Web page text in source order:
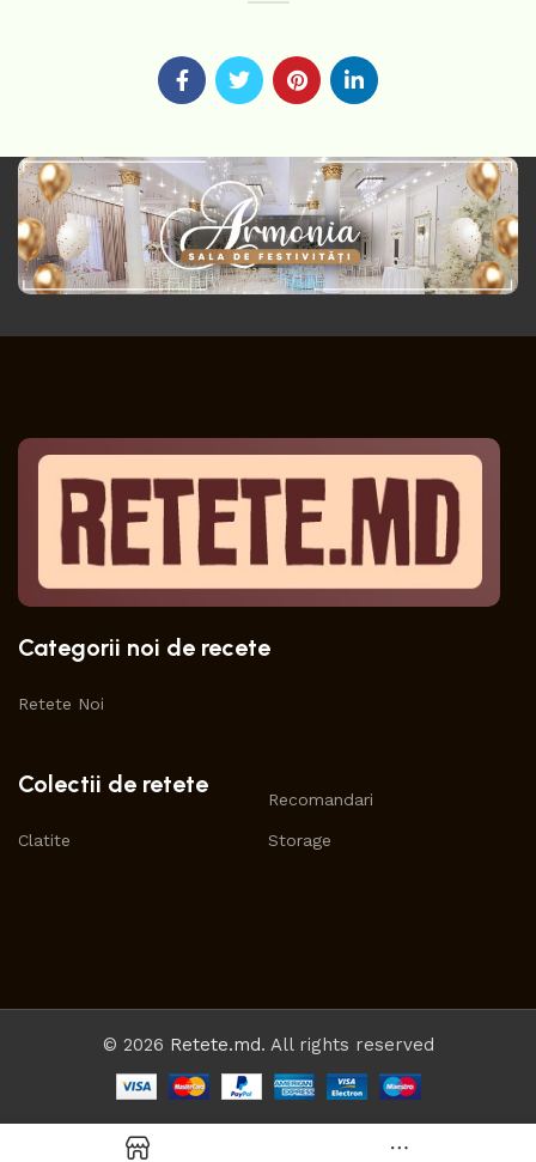
Categorii noi de recete
Retete Noi
Colectii de retete
Clatite
Recomandari
Storage
© 2026 Retete.md. All rights reserved